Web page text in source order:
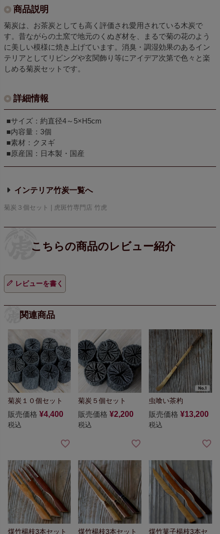
商品説明
菊炭は、お茶炭としても高く評価され愛用されている木炭で
す。昔ながらの土窯で地元のくぬぎ材を、まるで菊の花のよう
に美しい模様に焼き上げています。消臭・調湿効果のあるイン
テリアとしてリビングや玄関飾り等にアイデア次第で色々と楽
しめる菊炭セットです。
詳細情報
■サイズ：約直径4～5×H5cm
■内容量：3個
■素材：クヌギ
■原産国：日本製・国産
インテリア竹炭
菊炭３個セット | 虎斑竹専門店 竹虎
レビューを書く
関連商品
菊炭１０個セット
販売価格 ¥4,400
税込
菊炭５個セット
販売価格 ¥2,200
税込
虫喰い茶杓
販売価格 ¥13,200
税込
煤竹楊枝3本セット 煤竹楊枝3本セット 煤竹菓子楊枝3本セ